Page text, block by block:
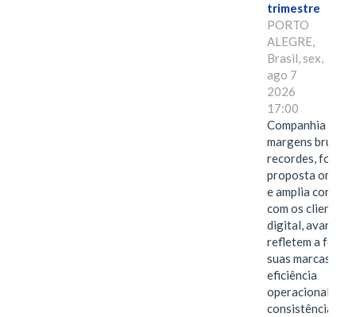
trimestre
PORTO
ALEGRE,
Brasil, sex,
ago 7
2026
17:00
Companhia
margens brutas
recordes,
proposta
e amplia
com os clientes
digital, avanços
refletem a força
suas marcas, a
eficiência
operacional e a
consistência de